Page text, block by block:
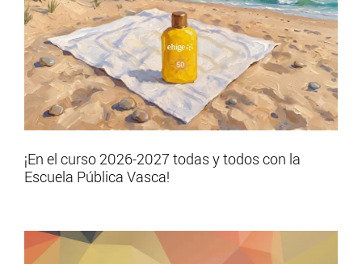
¡En el curso 2026-2027 todas y todos con la
Escuela Pública Vasca!